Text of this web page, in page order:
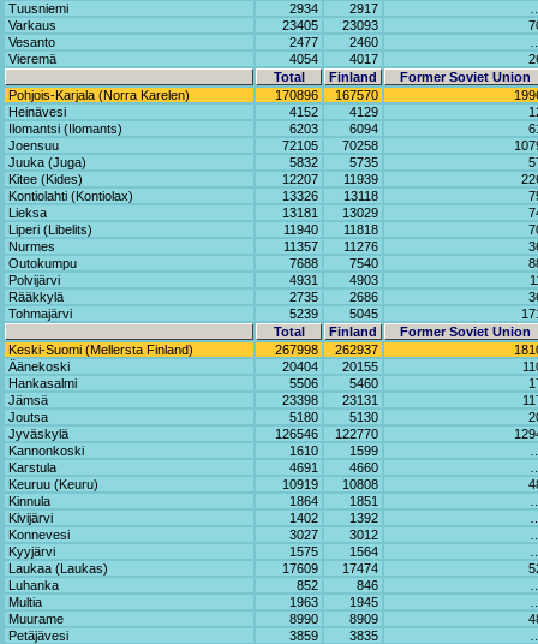
Tuusniemi
2934 2917
Varkaus
23405 23093
Vesanto
2477 2460
Vieremä
4054 4017
Total
Finland
Former Soviet Union
Pohjois-Karjala (Norra Karelen)
170896 167570
Heinävesi
4152 4129
Ilomantsi (Ilomants)
6203 6094
Joensuu
72105 70258
Juuka (Juga)
5832 5735
Kitee (Kides)
12207 11939
Kontiolahti (Kontiolax)
13326 13118
Lieksa
13181 13029
Liperi (Libelits)
11940 11818
Nurmes
11357 11276
Outokumpu
7688 7540
Polvijärvi
4931 4903
Rääkkylä
2735 2686
Tohmajärvi
5239 5045
Total
Finland
Former Soviet Union
Keski-Suomi (Mellersta Finland)
267998 262937
Äänekoski
20404 20155
Hankasalmi
5506 5460
Jämsä
23398 23131
Joutsa
5180 5130
Jyväskylä
126546 122770
Kannonkoski
1610 1599
Karstula
4691 4660
Keuruu (Keuru)
10919 10808
Kinnula
1864 1851
Kivijärvi
1402 1392
Konnevesi
3027 3012
Kyyjärvi
1575 1564
Laukaa (Laukas)
17609 17474
Luhanka
852 846
Multia
1963 1945
Muurame
8990 8909
Petäjävesi
3859 3835